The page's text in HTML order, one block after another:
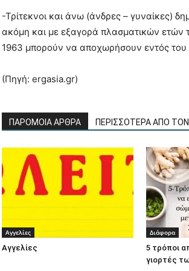
-Τρίτεκνοι και άνω (άνδρες – γυναίκες)
ακόμη και με εξαγορά πλασματικών ετών
1963 μπορούν να αποχωρήσουν εντός του
(Πηγή: ergasia.gr)
ΠΑΡΟΜΟΙΑ ΑΡΘΡΑ ΠΕΡΙΣΣΟΤΕΡΑ ΑΠΟ
Αγγελίες
Αγγελίες
Διάφορα
5 τρόποι
γιορτές